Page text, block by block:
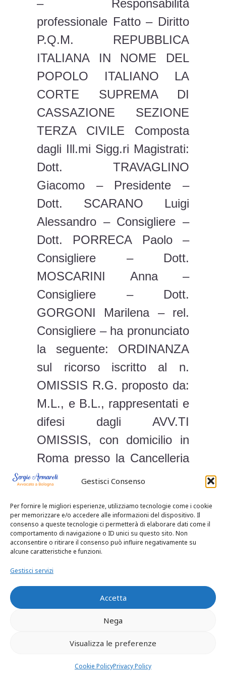
Gestisci Consenso
Per fornire le migliori esperienze, utilizziamo tecnologie come i cookie
per memorizzare e/o accedere alle informazioni del dispositivo. Il
consenso a queste tecnologie ci permetterà di elaborare dati come il
comportamento di navigazione o ID unici su questo sito. Non
acconsentire o ritirare il consenso può influire negativamente su
alcune caratteristiche e funzioni.
Gestisci servizi
Accetta
Nega
Visualizza le preferenze
Cookie PolicyPrivacy Policy